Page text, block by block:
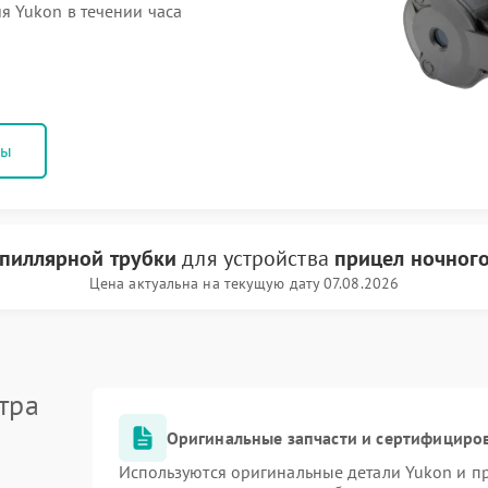
Yukon в течении часа
трубки для устройства прицел
Цена актуальна на текущую дату 07.08.2026
Оригинальные запчасти и
Используются оригинальные детали Yukon и